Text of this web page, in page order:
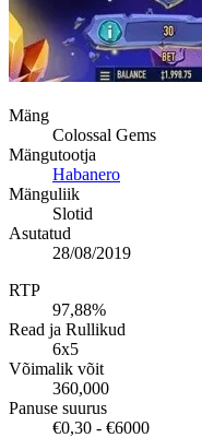
Mäng
Colossal Gems
Mängutootja
Habanero
Mänguliik
Slotid
Asutatud
28/08/2019
RTP
97,88%
Read ja Rullikud
6x5
Võimalik võit
360,000
Panuse suurus
€0,30 - €6000